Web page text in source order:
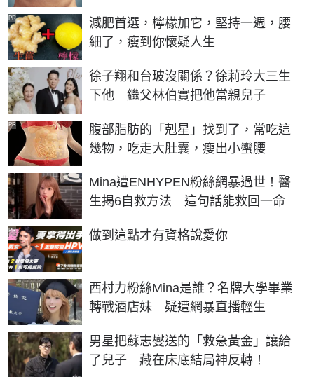
減肥首選，檸檬加它，堅持一週，腰
細了，瘦到你懷疑人生
PR
徐子翔和台玻沒關係？徐莉玲大三生
下他 繼父林伯實把他當親兒子
腹部脂肪的「剋星」找到了，常吃這
幾物，吃走大肚囊，瘦出小蠻腰
PR
Mina遭ENHYPEN粉絲網暴過世！醫
生揭6自救方法 這句話能救回一命
做到這點才有資格說愛你
PR
西村力粉絲Mina是誰？名牌大學畢業
轉戰酒店妹 疑遭網暴直播輕生
男星把蘇志燮送的「救急黃金」讓給
了兒子 藏在床底結局神反轉！